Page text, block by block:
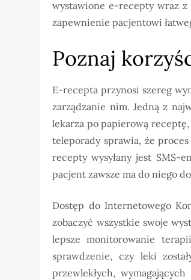
wystawione e-recepty wraz
zapewnienie pacjentowi
Poznaj
E-recepta przynosi szereg
zarządzanie nim. Jedną z
lekarza po papierową
teleporady sprawia, że
recepty wysyłany jest SMS-
pacjent zawsze ma do niego
Dostęp do Internetowego
zobaczyć wszystkie swoje
lepsze monitorowanie
sprawdzenie, czy leki
przewlekłych,